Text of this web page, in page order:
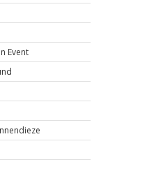
Event